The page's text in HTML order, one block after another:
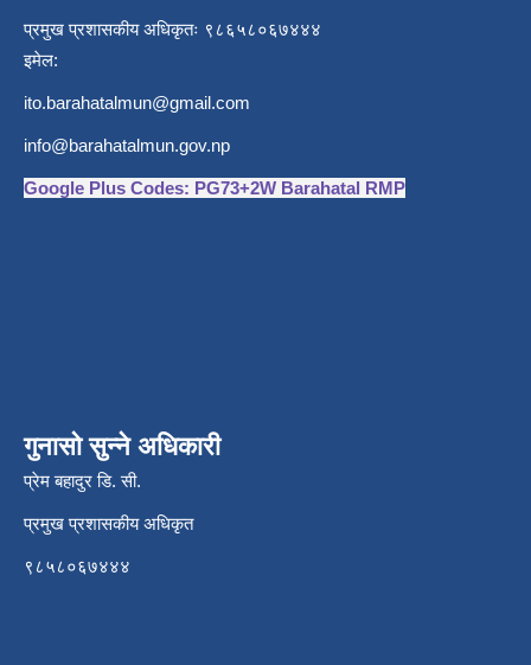
प्रमुख प्रशासकीय अधिकृतः ९८६५८०६७४४४
इमेल:
ito.barahatalmun@gmail.com
info@barahatalmun.gov.np
Google Plus Codes: PG73+2W Barahatal RMP
गुनासो सुन्ने अधिकारी
प्रेम बहादुर डि. सी.
प्रमुख प्रशासकीय अधिकृत
९८५८०६७४४४